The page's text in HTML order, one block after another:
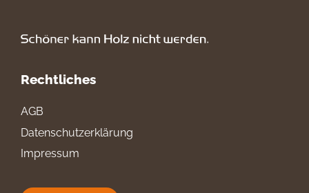
Rechtliches
AGB
Datenschutzerklärung
Impressum